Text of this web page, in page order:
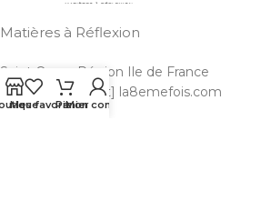
Matières à Réflexion
Saint Ouen, Région Ile de France
Email: bonjour [at] la8emefois.com
Mes favorisPanier
Mon compte